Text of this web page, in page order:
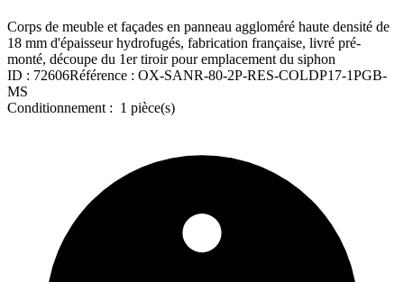
Corps de meuble et façades en panneau aggloméré haute densité de
18 mm d'épaisseur hydrofugés, fabrication française, livré pré-
monté, découpe du 1er tiroir pour emplacement du siphon
ID : 72606Référence : OX-SANR-80-2P-RES-COLDP17-1PGB-
MS
Conditionnement : 1 pièce(s)